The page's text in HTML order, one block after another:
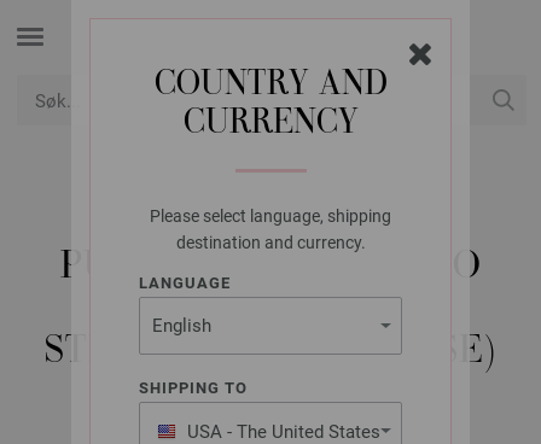
COUNTRY AND
CURRENCY
Please select language, shipping
destination and currency.
LANGUAGE
SHIPPING TO
USA - The United States
LANA GROSSA
PUTETREKK ECOPUNO
CHUNKY -
STRIKKEOPPSKRIFT (SE)